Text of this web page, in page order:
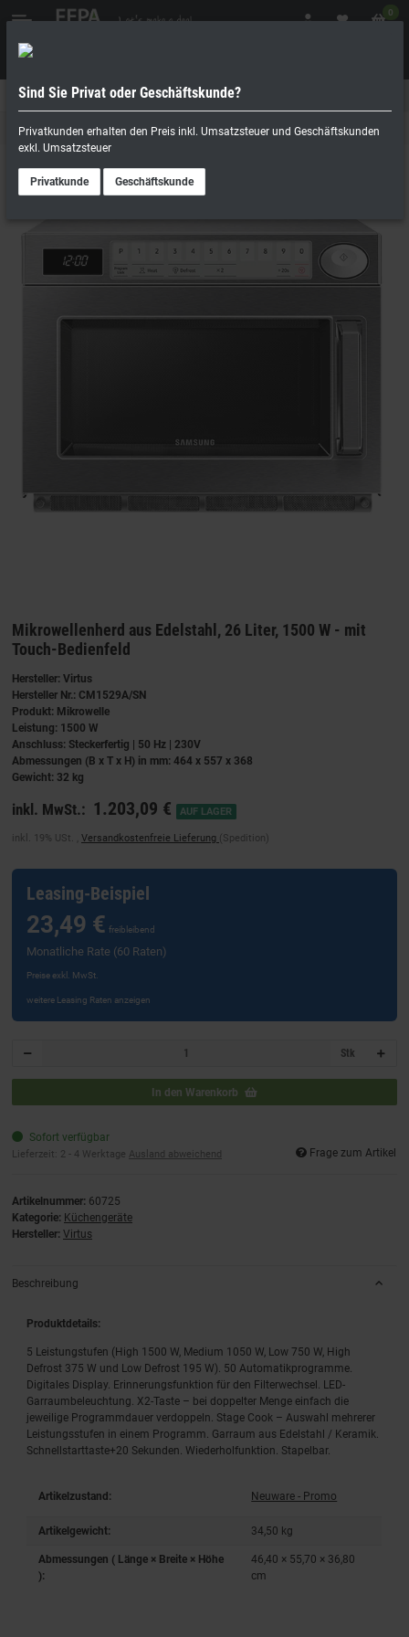
0
Geschäftskunde
Küchengeräte
Mikrowellenherd aus Edelstahl, 26 Liter, 1500 W - mit
Touch-Bedienfeld
Hersteller: Virtus
Hersteller Nr.: CM1529A/SN
Produkt: Mikrowelle
Leistung: 1500 W
Anschluss: Steckerfertig | 50 Hz | 230V
Abmessungen (B x T x H) in mm: 464 x 557 x 368
Gewicht: 32 kg
inkl. MwSt.: 1.203,09 € AUF LAGER
inkl. 19% USt. , Versandkostenfreie Lieferung (Spedition)
Leasing-Beispiel
23,49 € freibleibend
Monatliche Rate (60 Raten)
Preise exkl. MwSt.
weitere Leasing Raten anzeigen
Stk
In den Warenkorb
Sofort verfügbar
Lieferzeit: 2 - 4 Werktage Ausland abweichend Frage zum Artikel
Artikelnummer: 60725
Kategorie: Küchengeräte
Hersteller: Virtus
Beschreibung
Produktdetails:
5 Leistungstufen (High 1500 W, Medium 1050 W, Low 750 W, High
Defrost 375 W und Low Defrost 195 W). 50 Automatikprogramme.
Digitales Display. Erinnerungsfunktion für den Filterwechsel. LED-
Garraumbeleuchtung. X2-Taste – bei doppelter Menge einfach die
jeweilige Programmdauer verdoppeln. Stage Cook – Auswahl mehrerer
Leistungsstufen in einem Programm. Garraum aus Edelstahl / Keramik.
Schnellstarttaste+20 Sekunden. Wiederholfunktion. Stapelbar.
Artikelzustand: Neuware - Promo
Artikelgewicht: 34,50 kg
Abmessungen ( Länge × Breite × Höhe
):
46,40 × 55,70 × 36,80
cm
Sind Sie Privat oder Geschäftskunde?
Privatkunden erhalten den Preis inkl. Umsatzsteuer und Geschäftskunden
exkl. Umsatzsteuer
Privatkunde Geschäftskunde